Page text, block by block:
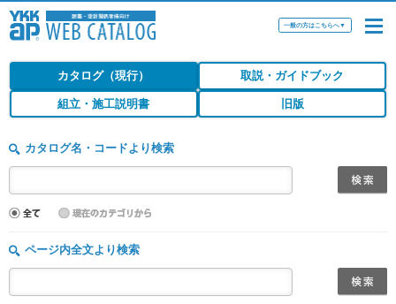
一般の方はこちらへ▼
カタログ（現行） 取説・ガイドブック
組立・施工説明書 旧版
カタログ名・コードより検索
ページ内全文より検索